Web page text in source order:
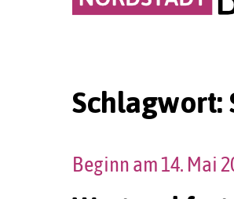
Schlagwort:
Beginn am 14. Mai